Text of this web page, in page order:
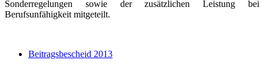
Sonderregelungen sowie der zusätzlichen Leistung bei
Berufsunfähigkeit mitgeteilt.
Beitragsbescheid 2013